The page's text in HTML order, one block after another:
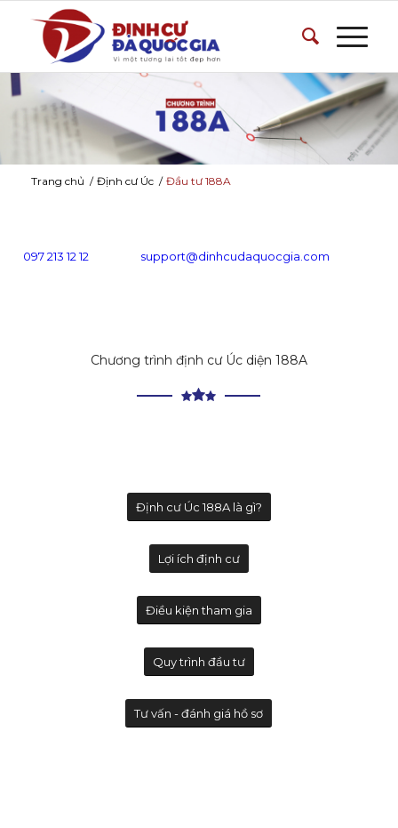
Trang chủ / Định cư Úc / Đầu tư 188A
097 213 12 12 support@dinhcudaquocgia.com
Chương trình định cư Úc diện 188A
Định cư Úc 188A là gì?
Lợi ích định cư
Điều kiện tham gia
Quy trình đầu tư
Tư vấn - đánh giá hồ sơ